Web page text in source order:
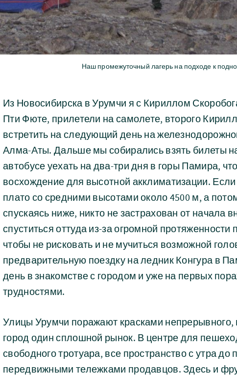
Наш промежуточный лагерь на подходе к
Из Новосибирска в Урумчи я с Кириллом
Пти Фюте, прилетели на самолете, второго
встретить на следующий день на
Алма-Аты. Дальше мы собирались взять билеты
автобусе уехать на два-три дня в горы Памира,
восхождение для высотной акклиматизации.
плато со средними высотами около 4500 м, а
спускаясь ниже, никто не застрахован от начала
спуститься оттуда из-за огромной
чтобы не рисковать и не мучиться возможной
предварительную поездку на ледник Конгура в
день в знакомстве с городом и уже на первых
трудностями.
Улицы Урумчи поражают красками непрерывного,
город один сплошной рынок. В центре для
свободного тротуара, все пространство с утра
передвижными тележками продавцов. Здесь и